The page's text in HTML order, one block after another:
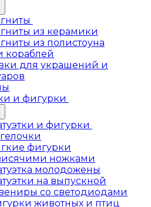
из керамики
из полистоуна
кораблей
для украшений и
и фигурки
и фигурки
фигурки
ножками
молодожены
на выпускной
со светодиодами
животных и птиц